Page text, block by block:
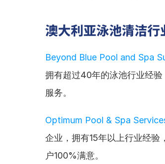
澳大利亚泳池清洁
Beyond Blue Pool and Spa
拥有超过40年的泳池行业经
服务。
Optimum Pool & Spa
企业，拥有15年以上行业经验
户100%满意。